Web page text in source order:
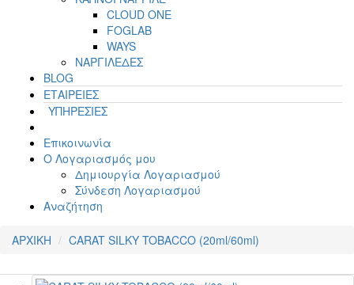
CLOUD ONE
FOGLAB
WAYS
ΝΑΡΓΙΛΕΔΕΣ
BLOG
ΕΤΑΙΡΕΙΕΣ
ΥΠΗΡΕΣΙΕΣ
Επικοινωνία
Ο Λογαριασμός μου
Δημιουργία Λογαριασμού
Σύνδεση Λογαριασμού
Αναζήτηση
ΑΡΧΙΚΗ CARAT SILKY TOBACCO (20ml/60ml)